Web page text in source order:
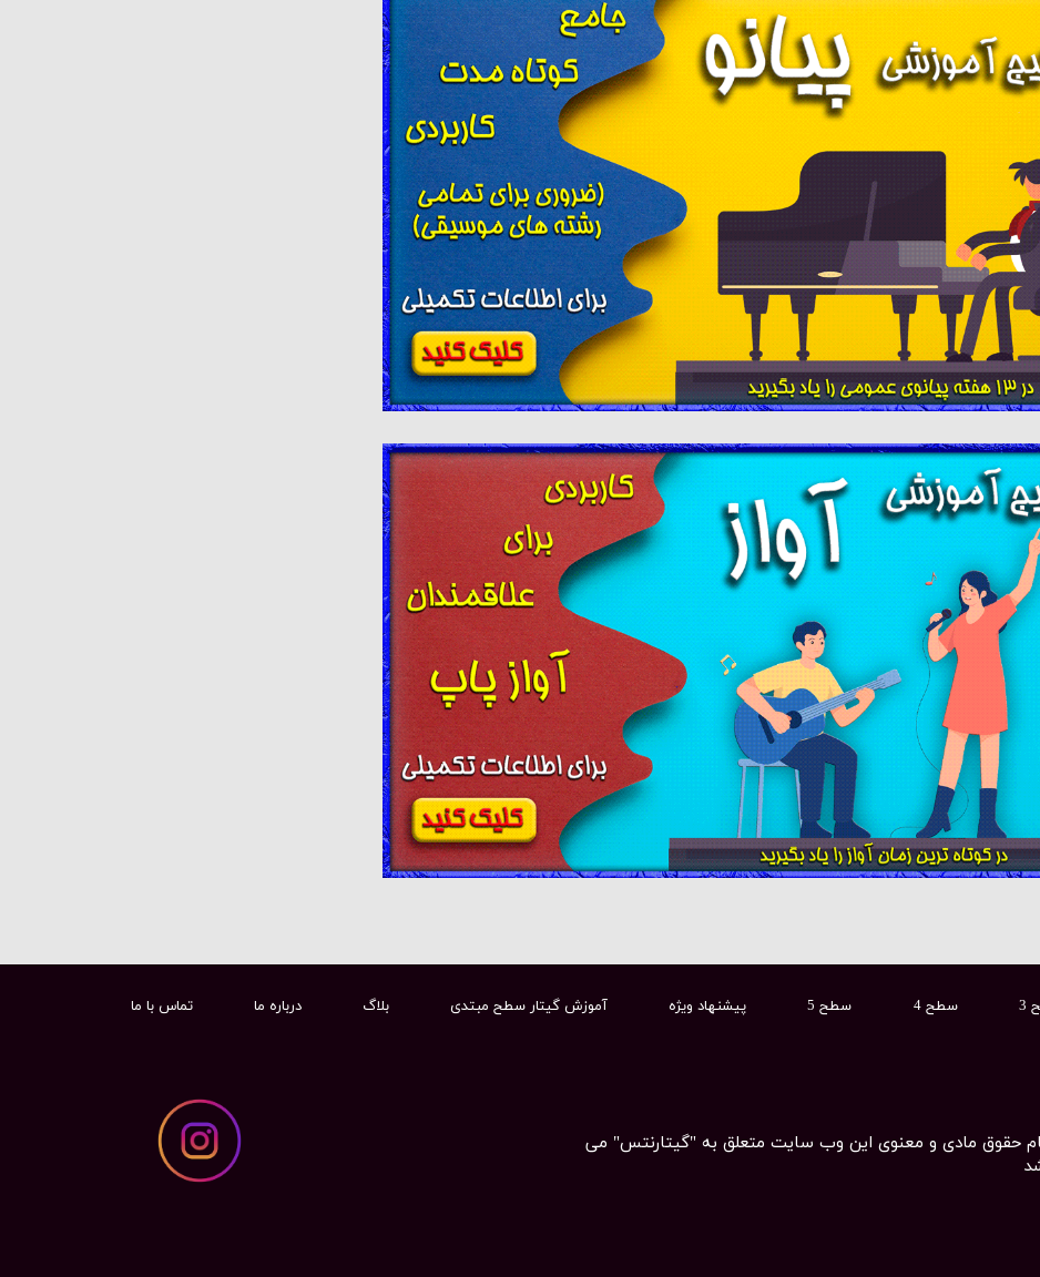
حقوق مادی و معنوی این وب سایت متعلق به "گیتارنتس" می
سطح 4 سطح 5 پیشنهاد ویژه آموزش گیتار سطح مبتدی بلاگ درباره ما تماس با ما